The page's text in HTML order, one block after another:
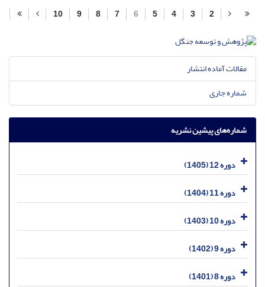
2
3
4
5
6
7
8
9
10
مقالات آماده انتشار
شماره جاری
شماره‌های پیشین نشریه
دوره 12 (1405)
دوره 11 (1404)
دوره 10 (1403)
دوره 9 (1402)
دوره 8 (1401)